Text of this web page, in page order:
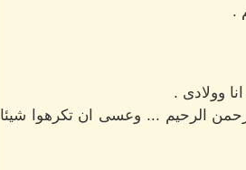
.
وولادى .
الرحيم ... وعسى ان تكرهوا شيئا